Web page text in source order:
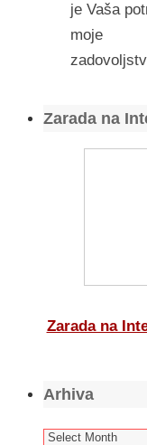
je Vaša
moje
Zarada na
Zarada na
Arhiva
Arhiva